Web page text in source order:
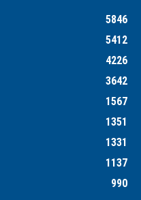
5846
5412
4226
3642
1567
1351
1331
1137
990